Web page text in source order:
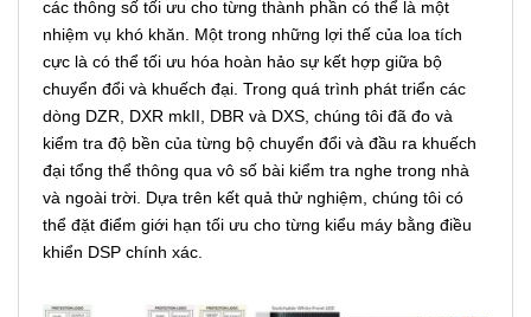
các thông số tối ưu cho từng thành phần có thể là một
nhiệm vụ khó khăn. Một trong những lợi thế của loa tích
cực là có thể tối ưu hóa hoàn hảo sự kết hợp giữa bộ
chuyển đổi và khuếch đại. Trong quá trình phát triển các
dòng DZR, DXR mkII, DBR và DXS, chúng tôi đã đo và
kiểm tra độ bền của từng bộ chuyển đổi và đầu ra khuếch
đại tổng thể thông qua vô số bài kiểm tra nghe trong nhà
và ngoài trời. Dựa trên kết quả thử nghiệm, chúng tôi có
thể đặt điểm giới hạn tối ưu cho từng kiểu máy bằng điều
khiển DSP chính xác.